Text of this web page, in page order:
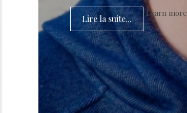
Lire la suite...
Learn more